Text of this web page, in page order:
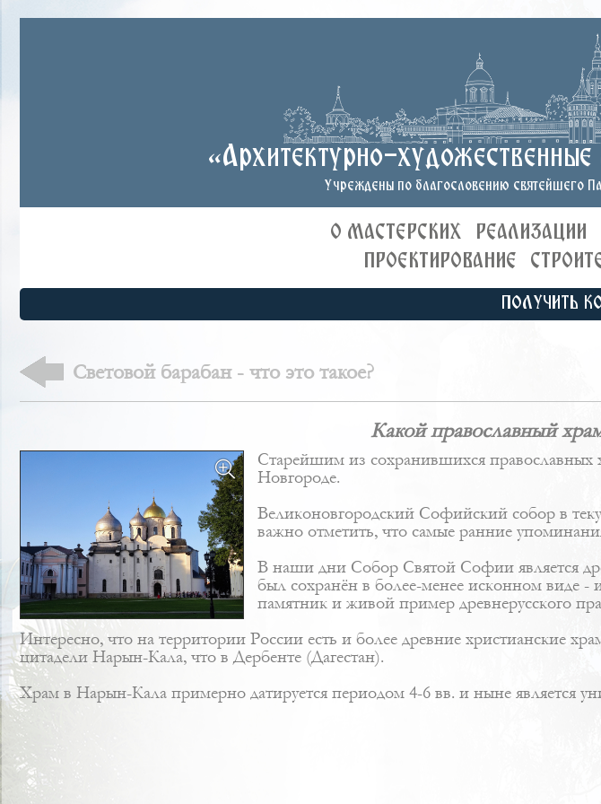
«Архитектурно-
Учреждены по благословению святейшего
О МАСТЕРСКИХ РЕАЛИЗАЦИИ
ПРОЕКТИРОВАНИЕ
ПОЛУЧИТЬ
Световой барабан - что это такое?
Какой православный
Старейшим из сохранившихся
Новгороде.
Великоновгородский Софийский собор в
важно отметить, что самые ранние
В наши дни Собор Святой Софии является
был сохранён в более-менее исконном виде
памятник и живой пример древнерусского
Интересно, что на территории России есть и более древние христианские
цитадели Нарын-Кала, что в Дербенте (Дагестан).
Храм в Нарын-Кала примерно датируется периодом 4-6 вв. и ныне является